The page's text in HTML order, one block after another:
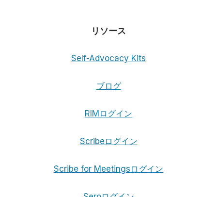
リソース
Self-Advocacy Kits
ブログ
RIMログイン
Scribeログイン
Scribe for Meetingsログイン